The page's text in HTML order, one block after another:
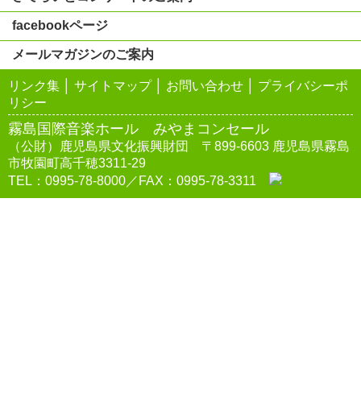
facebookページ
メールマガジンのご案内
リンク集 サイトマップ│ お問い合わせ
プライバシーポ
リシー
霧島国際音楽ホール みやまコンセール
（公財）鹿児島県文化振興財団 〒899-6603 鹿児島県霧島
市牧園町高千穂3311-29
TEL：0995-78-8000／FAX：0995-78-3311